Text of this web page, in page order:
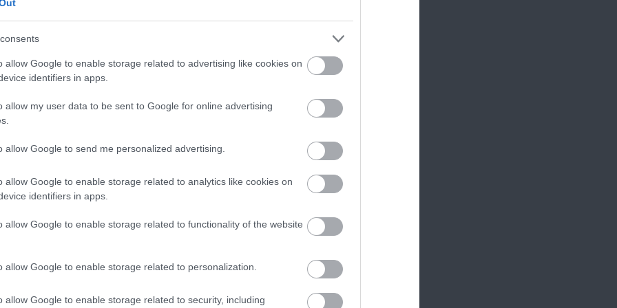
allow Google to enable storage related to advertising like cookies on
identifiers in apps.
allow my user data to be sent to Google for online advertising
allow Google to send me personalized advertising.
allow Google to enable storage related to analytics like cookies on
identifiers in apps.
allow Google to enable storage related to functionality of the website
allow Google to enable storage related to personalization.
allow Google to enable storage related to security, including
az aljzatforgató halak képesek jelentős változásokat okozni az
miatt könnyen kiszoríthatják a helyi halfajokat.
viselkedésük miatt problémát okozhatnak más halfajok számára.
elegans) – bár nem hal, ez a faj is jelentős problémát jelent a
őshonos teknősöket és táplálékkonkurensként lép fel.
ellen?
kell lenniük azzal, hogy a nem kívánt halakat nem szabad
számukra új gazdát, vagy leadhatják őket
és halászati hatóságoknak szigorúan kell ellenőrizniük és
betelepítését.
szakemberek folyamatosan figyelik a Hévízi-csatorna
esetén beavatkozásokat hajtanak végre.